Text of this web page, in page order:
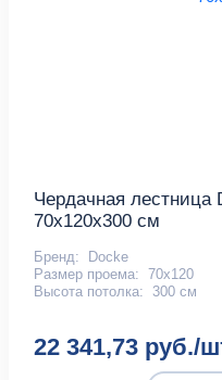
Чердачная лестница
70х120х300 см
Бренд:
Docke
Размер проема: 70x120
Высота потолка:
300 см
22 341,73 руб./